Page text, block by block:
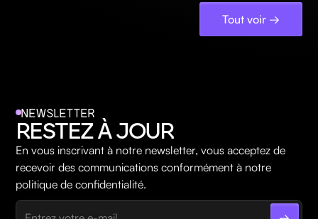
Tout voir →
NEWSLETTER
RESTEZ À JOUR
En vous inscrivant à notre newsletter, vous acceptez de
recevoir des communications conformément à notre
politique de confidentialité.